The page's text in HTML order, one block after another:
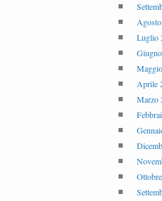
Luglio
Aprile
Marzo